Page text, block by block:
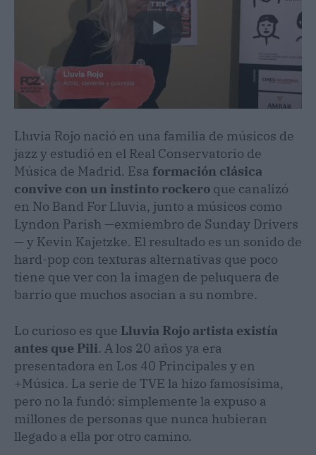
Lluvia Rojo nació en una familia de músicos de
jazz y estudió en el Real Conservatorio de
Música de Madrid. Esa formación clásica
convive con un instinto rockero que canalizó
en No Band For Lluvia, junto a músicos como
Lyndon Parish —exmiembro de Sunday Drivers
— y Kevin Kajetzke. El resultado es un sonido de
hard-pop con texturas alternativas que poco
tiene que ver con la imagen de peluquera de
barrio que muchos asocian a su nombre.
Lo curioso es que Lluvia Rojo artista existía
antes que Pili. A los 20 años ya era
presentadora en Los 40 Principales y en
+Música. La serie de TVE la hizo famosísima,
pero no la fundó: simplemente la expuso a
millones de personas que nunca hubieran
llegado a ella por otro camino.